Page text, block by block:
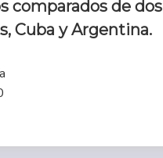
comparados de dos
Cuba y Argentina.